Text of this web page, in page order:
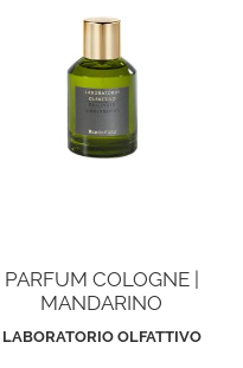
PARFUM COLOGNE |
MANDARINO
LABORATORIO OLFATTIVO